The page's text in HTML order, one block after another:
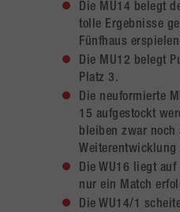
Die MU14 belegt
tolle Ergebnisse
Fünfhaus erspielen
Die MU12 belegt
Platz 3.
Die neuformierte
15 aufgestockt
bleiben zwar noch
Die WU16 liegt
nur ein Match
Die WU14/1